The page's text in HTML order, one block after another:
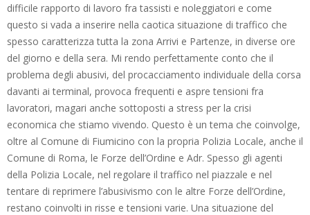
difficile rapporto di lavoro fra tassisti e noleggiatori e come
questo si vada a inserire nella caotica situazione di traffico che
spesso caratterizza tutta la zona Arrivi e Partenze, in diverse ore
del giorno e della sera. Mi rendo perfettamente conto che il
problema degli abusivi, del procacciamento individuale della corsa
davanti ai terminal, provoca frequenti e aspre tensioni fra
lavoratori, magari anche sottoposti a stress per la crisi
economica che stiamo vivendo. Questo è un tema che coinvolge,
oltre al Comune di Fiumicino con la propria Polizia Locale, anche il
Comune di Roma, le Forze dell’Ordine e Adr. Spesso gli agenti
della Polizia Locale, nel regolare il traffico nel piazzale e nel
tentare di reprimere l’abusivismo con le altre Forze dell’Ordine,
restano coinvolti in risse e tensioni varie. Una situazione del